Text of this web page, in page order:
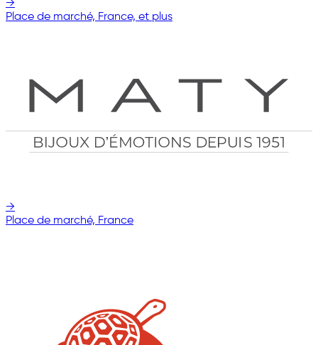
→
Place de marché, France, et plus
→
Place de marché, France